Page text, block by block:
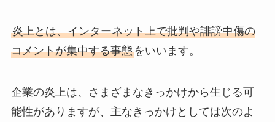
炎上とは、インターネット上で批判や誹謗中傷の
コメントが集中する事態をいいます。
企業の炎上は、さまざまなきっかけから生じる可
能性がありますが、主なきっかけとしては次のよ